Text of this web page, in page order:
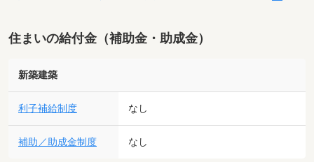
住まいの給付金（補助金・助成金）
新築建築
利子補給制度 なし
補助／助成金制度 なし